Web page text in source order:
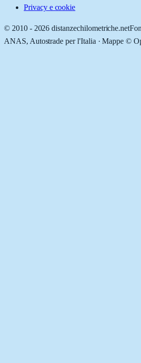
Privacy e cookie
© 2010 - 2026 distanzechilometriche.net
ANAS, Autostrade per l'Italia · Mappe ©